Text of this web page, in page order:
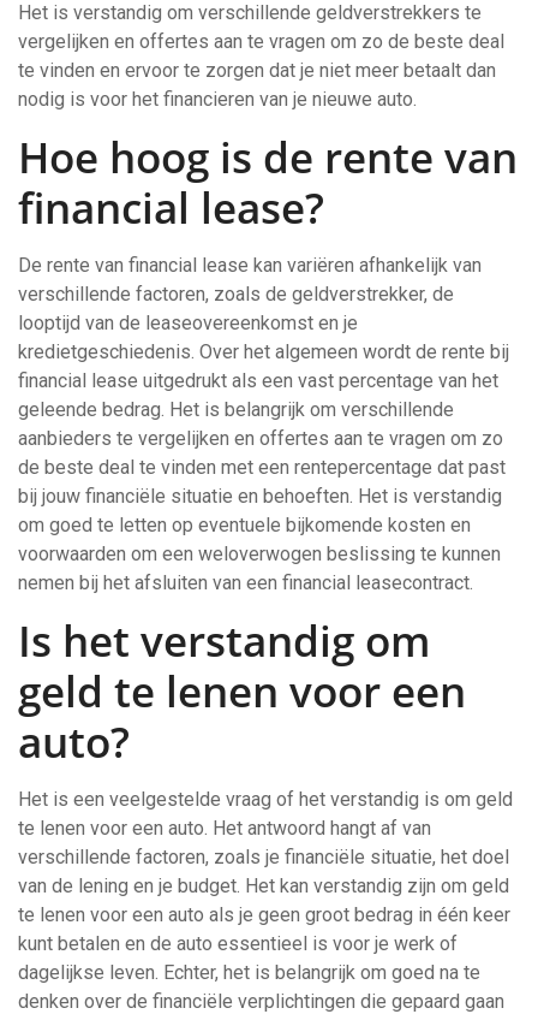
Het is verstandig om verschillende geldverstrekkers te
vergelijken en offertes aan te vragen om zo de beste deal
te vinden en ervoor te zorgen dat je niet meer betaalt dan
nodig is voor het financieren van je nieuwe auto.
Hoe hoog is de rente van
financial lease?
De rente van financial lease kan variëren afhankelijk van
verschillende factoren, zoals de geldverstrekker, de
looptijd van de leaseovereenkomst en je
kredietgeschiedenis. Over het algemeen wordt de rente bij
financial lease uitgedrukt als een vast percentage van het
geleende bedrag. Het is belangrijk om verschillende
aanbieders te vergelijken en offertes aan te vragen om zo
de beste deal te vinden met een rentepercentage dat past
bij jouw financiële situatie en behoeften. Het is verstandig
om goed te letten op eventuele bijkomende kosten en
voorwaarden om een weloverwogen beslissing te kunnen
nemen bij het afsluiten van een financial leasecontract.
Is het verstandig om
geld te lenen voor een
auto?
Het is een veelgestelde vraag of het verstandig is om geld
te lenen voor een auto. Het antwoord hangt af van
verschillende factoren, zoals je financiële situatie, het doel
van de lening en je budget. Het kan verstandig zijn om geld
te lenen voor een auto als je geen groot bedrag in één keer
kunt betalen en de auto essentieel is voor je werk of
dagelijkse leven. Echter, het is belangrijk om goed na te
denken over de financiële verplichtingen die gepaard gaan